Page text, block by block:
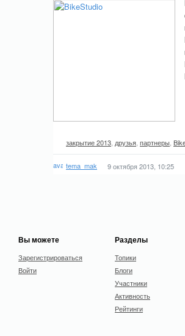
закрытие 2013 друзья партнеры
tema_mak 9 октября 2013, 10:25
Вы можете
Зарегистрироваться
Войти
Разделы
Топики
Блоги
Участники
Активность
Рейтинги